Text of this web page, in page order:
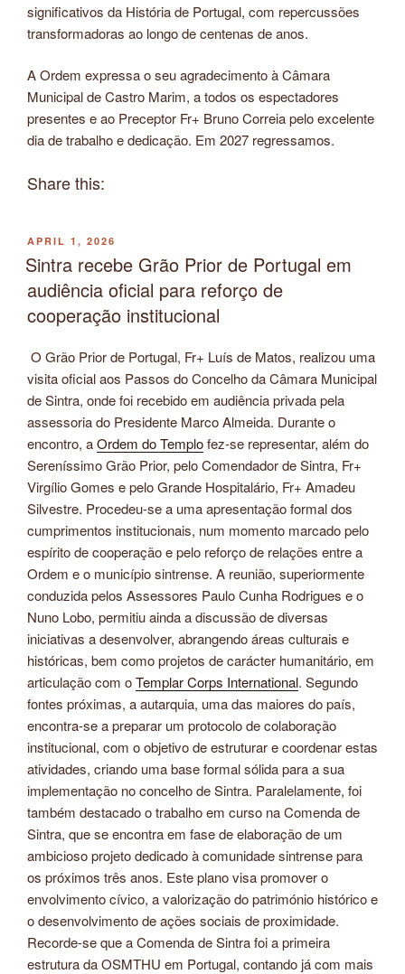
significativos da História de Portugal, com repercussões
transformadoras ao longo de centenas de anos.
A Ordem expressa o seu agradecimento à Câmara
Municipal de Castro Marim, a todos os espectadores
presentes e ao Preceptor Fr+ Bruno Correia pelo excelente
dia de trabalho e dedicação. Em 2027 regressamos.
Share this:
POSTED
ON
APRIL 1, 2026
Sintra recebe Grão Prior de Portugal em
audiência oficial para reforço de
cooperação institucional
O Grão Prior de Portugal, Fr+ Luís de Matos, realizou uma
visita oficial aos Passos do Concelho da Câmara Municipal
de Sintra, onde foi recebido em audiência privada pela
assessoria do Presidente Marco Almeida. Durante o
encontro, aOrdem do Templofez-se representar, além do
Sereníssimo Grão Prior, pelo Comendador de Sintra, Fr+
Virgílio Gomes e pelo Grande Hospitalário, Fr+ Amadeu
Silvestre. Procedeu-se a uma apresentação formal dos
cumprimentos institucionais, num momento marcado pelo
espírito de cooperação e pelo reforço de relações entre a
Ordem e o município sintrense. A reunião, superiormente
conduzida pelos Assessores Paulo Cunha Rodrigues e o
Nuno Lobo, permitiu ainda a discussão de diversas
iniciativas a desenvolver, abrangendo áreas culturais e
históricas, bem como projetos de carácter humanitário, em
articulação com oTemplar Corps International. Segundo
fontes próximas, a autarquia, uma das maiores do país,
encontra-se a preparar um protocolo de colaboração
institucional, com o objetivo de estruturar e coordenar estas
atividades, criando uma base formal sólida para a sua
implementação no concelho de Sintra. Paralelamente, foi
também destacado o trabalho em curso na Comenda de
Sintra, que se encontra em fase de elaboração de um
ambicioso projeto dedicado à comunidade sintrense para
os próximos três anos. Este plano visa promover o
envolvimento cívico, a valorização do património histórico e
o desenvolvimento de ações sociais de proximidade.
Recorde-se que a Comenda de Sintra foi a primeira
estrutura da OSMTHU em Portugal, contando já com mais